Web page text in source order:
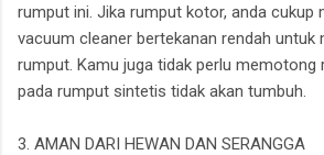
rumput ini. Jika rumput kotor, anda cukup
vacuum cleaner bertekanan rendah untuk
rumput. Kamu juga tidak perlu memotong
pada rumput sintetis tidak akan tumbuh.
3. AMAN DARI HEWAN DAN SERANGGA